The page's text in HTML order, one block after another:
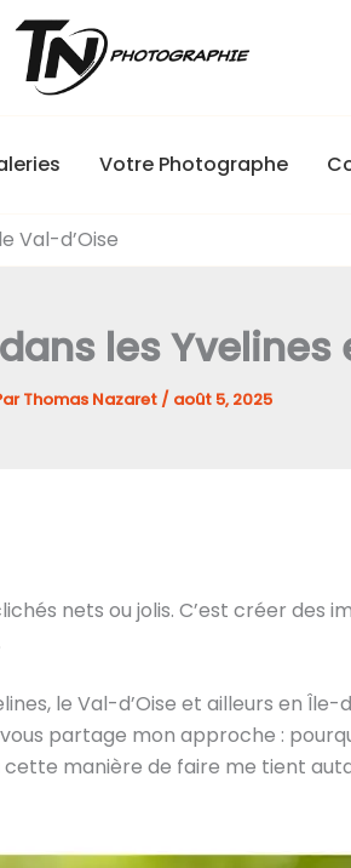
Votre Photographe
Val-d’Oise
les Yvelines
Thomas Nazaret / août 5, 2025
nets ou jolis. C’est créer des
le Val-d’Oise et ailleurs en
partage mon approche :
cette manière de faire me tient